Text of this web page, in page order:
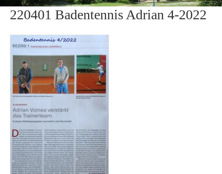
220401 Badentennis Adrian 4-2022